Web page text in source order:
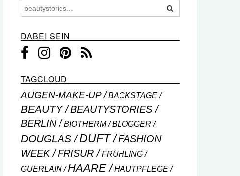
DABEI SEIN
TAGCLOUD
AUGEN-MAKE-UP BACKSTAGE
BEAUTY
BEAUTYSTORIES
BERLIN
BIOTHERM BLOGGER
DOUGLAS DUFT
FASHION
WEEK
FRISUR FRÜHLING
GUERLAIN HAARE HAUTPFLEGE